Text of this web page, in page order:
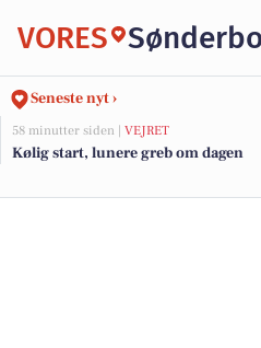
VORES
Seneste nyt ›
58 minutter siden | VEJRET
Kølig start, lunere greb om dagen